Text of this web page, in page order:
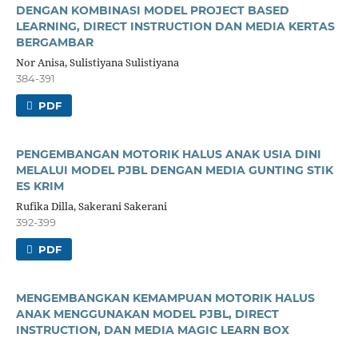
DENGAN KOMBINASI MODEL PROJECT BASED
LEARNING, DIRECT INSTRUCTION DAN MEDIA KERTAS
BERGAMBAR
Nor Anisa, Sulistiyana Sulistiyana
384-391
PDF
PENGEMBANGAN MOTORIK HALUS ANAK USIA DINI
MELALUI MODEL PJBL DENGAN MEDIA GUNTING STIK
ES KRIM
Rufika Dilla, Sakerani Sakerani
392-399
PDF
MENGEMBANGKAN KEMAMPUAN MOTORIK HALUS
ANAK MENGGUNAKAN MODEL PJBL, DIRECT
INSTRUCTION, DAN MEDIA MAGIC LEARN BOX